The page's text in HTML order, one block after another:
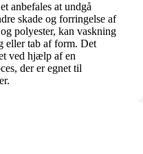
anbefales at undgå
skade og forringelse af
polyester, kan vaskning
eller tab af form. Det
ved hjælp af en
der er egnet til